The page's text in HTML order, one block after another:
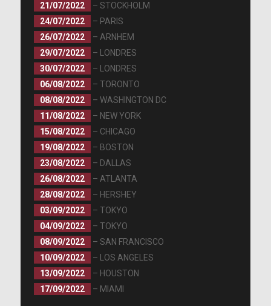
21/07/2022
– STOCKHOLM
24/07/2022
– PARIS
26/07/2022
– ARNHEM
29/07/2022
– LONDRES
30/07/2022
– LONDRES
06/08/2022
– TORONTO
08/08/2022
– WASHINGTON DC
11/08/2022
– NEW YORK
15/08/2022
– CHICAGO
19/08/2022
– BOSTON
23/08/2022
– DALLAS
26/08/2022
– ATLANTA
28/08/2022
– HERSHEY
03/09/2022
– TOKYO
04/09/2022
– TOKYO
08/09/2022
– SAN FRANCISCO
10/09/2022
– LOS ANGELES
13/09/2022
– HOUSTON
17/09/2022
– MIAMI